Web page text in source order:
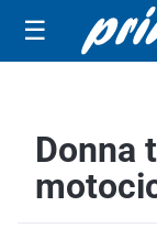
☰
Donna